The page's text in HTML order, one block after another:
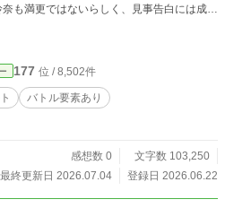
も満更ではないらしく、見事告白には成
当初璃玖は、そう思っていた。しかし英玲
た。彼女はなんと、怪異と戦う特別な職業
し、満面の笑顔を浮かべる英玲奈。知らな
い璃玖。しかし、狂気に染まる英玲奈もま
を求めた高校生の少年が、怪異と戦う初恋
いの日々を送っていく。
177 位 / 8,502件
バトル要素あり
感想数 0
文字数 103,250
最終更新日 2026.07.04
登録日 2026.06.22